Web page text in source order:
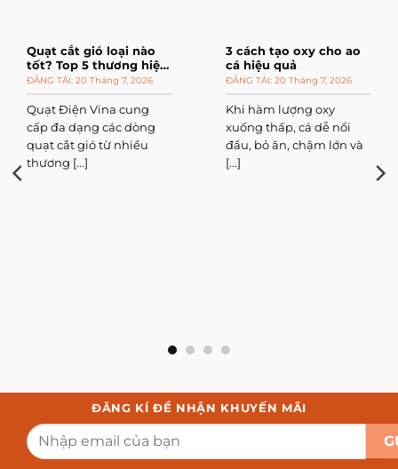
Quạt cắt gió loại nào
tốt? Top 5 thương hiệu
đáng mua20 Tháng 7, 2026
Quạt Điện Vina cung
cấp đa dạng các dòng
quạt cắt gió từ nhiều
thương [...]
3 cách tạo oxy cho ao
cá hiệu quả
20 Tháng 7, 2026
Khi hàm lượng oxy
xuống thấp, cá dễ nổi
đầu, bỏ ăn, chậm lớn và
[...]
ĐĂNG KÍ ĐỂ NHẬN KHUYẾN MÃI